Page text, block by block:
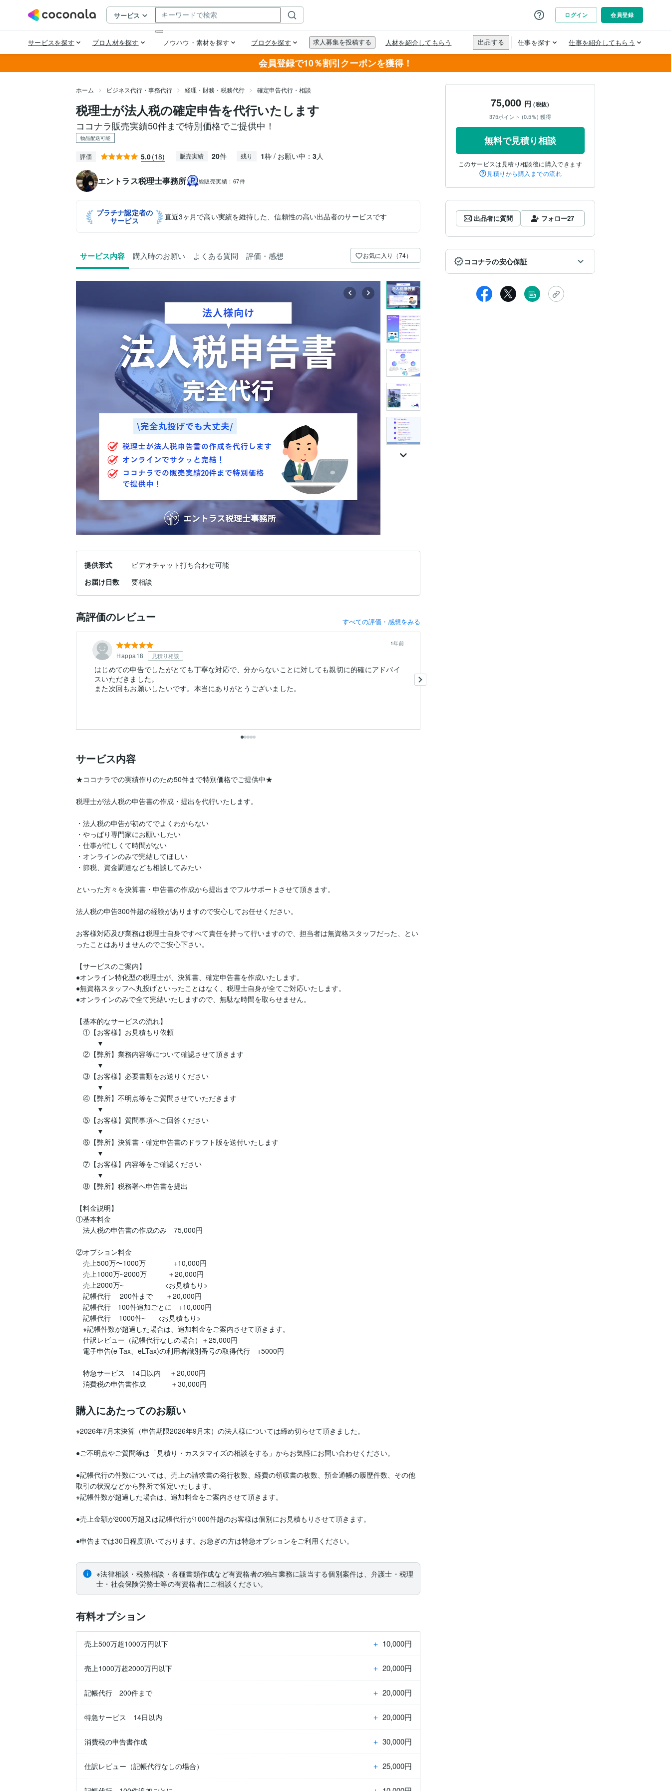
会員登録で10％割引クーポンを獲得！
ホーム ビジネス代行・事務代行 経理・財務・税務代行 確定申告代行・相談
税理士が法人税の確定申告を代行いたします
ココナラ販売実績50件まで特別価格でご提供中！
物品配送可能
評価 5.0(18) 販売実績 20件 残り 1枠 / お願い中： 3人
エントラス税理士事務所 総販売実績： 67件
プラチナ認定者の
サービス
直近3ヶ月で高い実績を維持した、信頼性の高い出品者のサービスです
サービス内容 購入時のお願い よくある質問 評価・感想 お気に入り（74）
提供形式
ビデオチャット打ち合わせ可能
お届け日数
要相談
高評価のレビュー すべての評価・感想をみる
Happa18 見積り相談
1年前
はじめての申告でしたがとても丁寧な対応で、分からないことに対しても親切に的確にアドバイ
スいただきました。
また次回もお願いしたいです。本当にありがとうございました。
サービス内容
★ココナラでの実績作りのため50件まで特別価格でご提供中★
税理士が法人税の申告書の作成・提出を代行いたします。
・法人税の申告が初めてでよくわからない
・やっぱり専門家にお願いしたい
・仕事が忙しくて時間がない
・オンラインのみで完結してほしい
・節税、資金調達なども相談してみたい
といった方々を決算書・申告書の作成から提出までフルサポートさせて頂きます。
法人税の申告300件超の経験がありますので安心してお任せください。
お客様対応及び業務は税理士自身ですべて責任を持って行いますので、担当者は無資格スタッフだった、とい
ったことはありませんのでご安心下さい。
【サービスのご案内】
●オンライン特化型の税理士が、決算書、確定申告書を作成いたします。
●無資格スタッフへ丸投げといったことはなく、税理士自身が全てご対応いたします。
●オンラインのみで全て完結いたしますので、無駄な時間を取らせません。
【基本的なサービスの流れ】
①【お客様】お見積もり依頼
▼
②【弊所】業務内容等について確認させて頂きます
▼
③【お客様】必要書類をお送りください
▼
④【弊所】不明点等をご質問させていただきます
▼
⑤【お客様】質問事項へご回答ください
▼
⑥【弊所】決算書・確定申告書のドラフト版を送付いたします
▼
⑦【お客様】内容等をご確認ください
▼
⑧【弊所】税務署へ申告書を提出
【料金説明】
①基本料金
法人税の申告書の作成のみ　75,000円
②オプション料金
売上500万〜1000万　　　　+10,000円
売上1000万~2000万　       ＋20,000円
売上2000万~　　　   　　<お見積もり>
記帳代行　 200件まで　   ＋20,000円
記帳代行　100件追加ごとに　+10,000円
記帳代行    1000件~      <お見積もり>
※記帳件数が超過した場合は、追加料金をご案内させて頂きます。
仕訳レビュー（記帳代行なしの場合）＋25,000円
電子申告(e-Tax、eLTax)の利用者識別番号の取得代行　+5000円
特急サービス　14日以内　 ＋20,000円
購入にあたってのお願い
※2026年7月末決算（申告期限2026年9月末）の法人様については締め切らせて頂きました。
●ご不明点やご質問等は「見積り・カスタマイズの相談をする」からお気軽にお問い合わせください。
●記帳代行の件数については、売上の請求書の発行枚数、経費の領収書の枚数、預金通帳の履歴件数、その他
取引の状況などから弊所で算定いたします。
※記帳件数が超過した場合は、追加料金をご案内させて頂きます。
●売上金額が2000万超又は記帳代行が1000件超のお客様は個別にお見積もりさせて頂きます。
●申告までは30日程度頂いております。お急ぎの方は特急オプションをご利用ください。
※法律相談・税務相談・各種書類作成など有資格者の独占業務に該当する個別案件は、弁護士・税理
士・社会保険労務士等の有資格者にご相談ください。
有料オプション
売上500万超1000万円以下 ＋ 10,000円
売上1000万超2000万円以下 ＋ 20,000円
記帳代行 200件まで ＋ 20,000円
特急サービス 14日以内 ＋ 20,000円
消費税の申告書作成 ＋ 30,000円
仕訳レビュー（記帳代行なしの場合） ＋ 25,000円
75,000 円(税抜)
375ポイント (0.5％) 獲得
無料で見積り相談
このサービスは見積り相談後に購入できます
見積りから購入までの流れ
出品者に質問 フォロー27
ココナラの安心保証